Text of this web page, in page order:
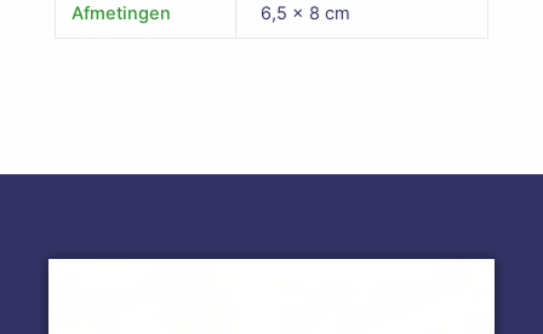
Afmetingen 6,5 × 8 cm